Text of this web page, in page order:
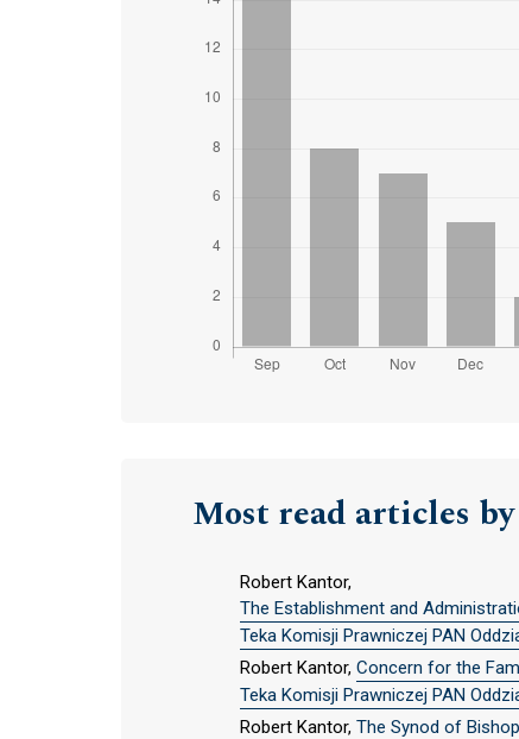
Most read articles
Robert Kantor,
The Establishment and
Teka Komisji Prawniczej PAN
Robert Kantor, Concern for the
Teka Komisji Prawniczej PAN
Robert Kantor, The Synod of